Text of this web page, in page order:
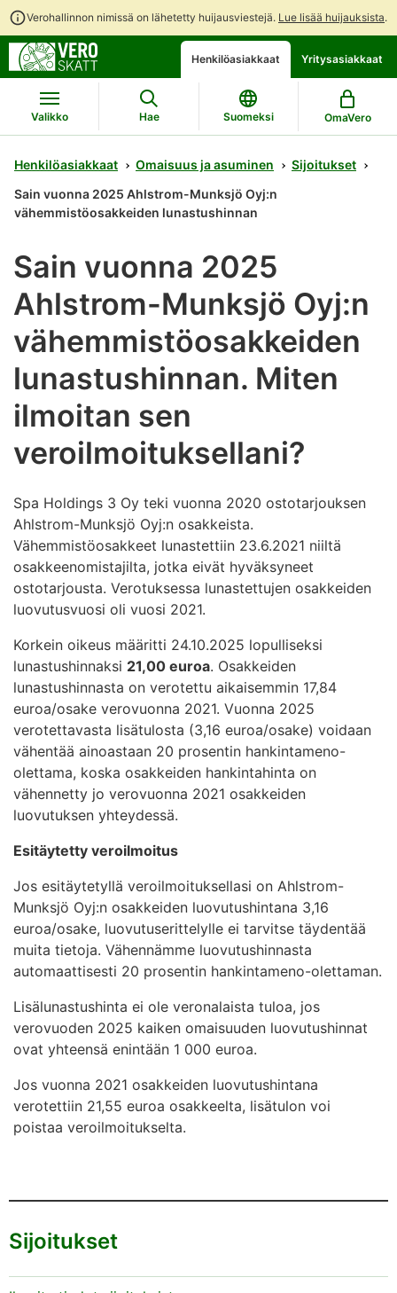
Verohallinnon nimissä on lähetetty huijausviestejä. Lue lisää huijauksista.
Siirry
suoraan
sisältöön
Siirry
koko
sivuston
hakuun
Henkilöasiakkaat Yritysasiakkaat
Valikko Hae Suomeksi OmaVero
Henkilöasiakkaat Omaisuus ja asuminen
Sijoitukset
Sain vuonna 2025 Ahlstrom-Munksjö Oyj:n
vähemmistöosakkeiden lunastushinnan
Sain vuonna 2025
Ahlstrom-Munksjö Oyj:n
vähemmistöosakkeiden
lunastushinnan. Miten
ilmoitan sen
veroilmoituksellani?
Spa Holdings 3 Oy teki vuonna 2020 ostotarjouksen
Ahlstrom-Munksjö Oyj:n osakkeista.
Vähemmistöosakkeet lunastettiin 23.6.2021 niiltä
osakkeenomistajilta, jotka eivät hyväksyneet
ostotarjousta. Verotuksessa lunastettujen osakkeiden
luovutusvuosi oli vuosi 2021.
Korkein oikeus määritti 24.10.2025 lopulliseksi
lunastushinnaksi 21,00 euroa. Osakkeiden
lunastushinnasta on verotettu aikaisemmin 17,84
euroa/osake verovuonna 2021. Vuonna 2025
verotettavasta lisätulosta (3,16 euroa/osake) voidaan
vähentää ainoastaan 20 prosentin hankintameno-
olettama, koska osakkeiden hankintahinta on
vähennetty jo verovuonna 2021 osakkeiden
luovutuksen yhteydessä.
Esitäytetty veroilmoitus
Jos esitäytetyllä veroilmoituksellasi on Ahlstrom-
Munksjö Oyj:n osakkeiden luovutushintana 3,16
euroa/osake, luovutuserittelylle ei tarvitse täydentää
muita tietoja. Vähennämme luovutushinnasta
automaattisesti 20 prosentin hankintameno-olettaman.
Lisälunastushinta ei ole veronalaista tuloa, jos
verovuoden 2025 kaiken omaisuuden luovutushinnat
ovat yhteensä enintään 1 000 euroa.
Jos vuonna 2021 osakkeiden luovutushintana
verotettiin 21,55 euroa osakkeelta, lisätulon voi
poistaa veroilmoitukselta.
Sijoitukset